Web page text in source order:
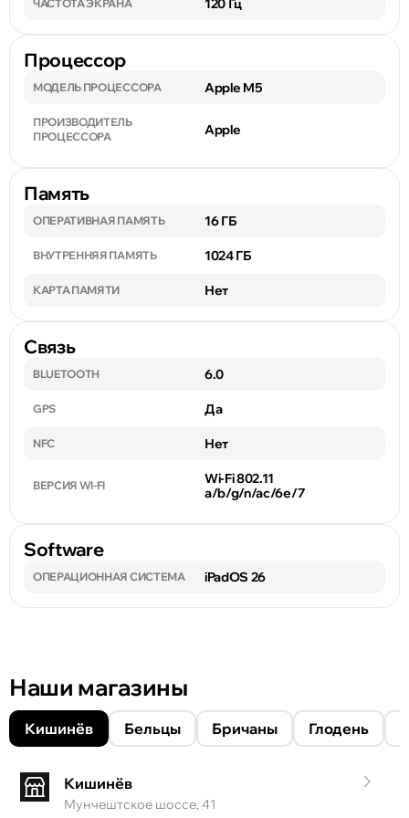
ЧАСТОТА ЭКРАНА 120 Гц
Процессор
МОДЕЛЬ ПРОЦЕССОРА Apple M5
ПРОИЗВОДИТЕЛЬ
ПРОЦЕССОРА
Apple
Память
ОПЕРАТИВНАЯ ПАМЯТЬ 16 ГБ
ВНУТРЕННЯЯ ПАМЯТЬ 1024 ГБ
КАРТА ПАМЯТИ Нет
Связь
BLUETOOTH 6.0
GPS Да
NFC Нет
ВЕРСИЯ WI-FI
Wi-Fi 802.11
a/b/g/n/ac/6e/7
Software
ОПЕРАЦИОННАЯ СИСТЕМА iPadOS 26
Наши магазины
Кишинёв Бельцы Бричаны Глодень
Кишинёв
Мунчештское шоссе, 41